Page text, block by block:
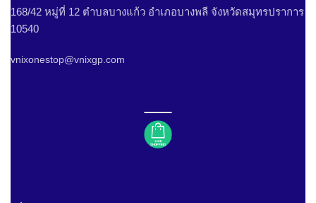
168/42 หมู่ที่ 12 ตำบลบางแก้ว อำเภอบางพลี จังหวัดสมุทรปราการ
10540
vnixonestop@vnixgp.com